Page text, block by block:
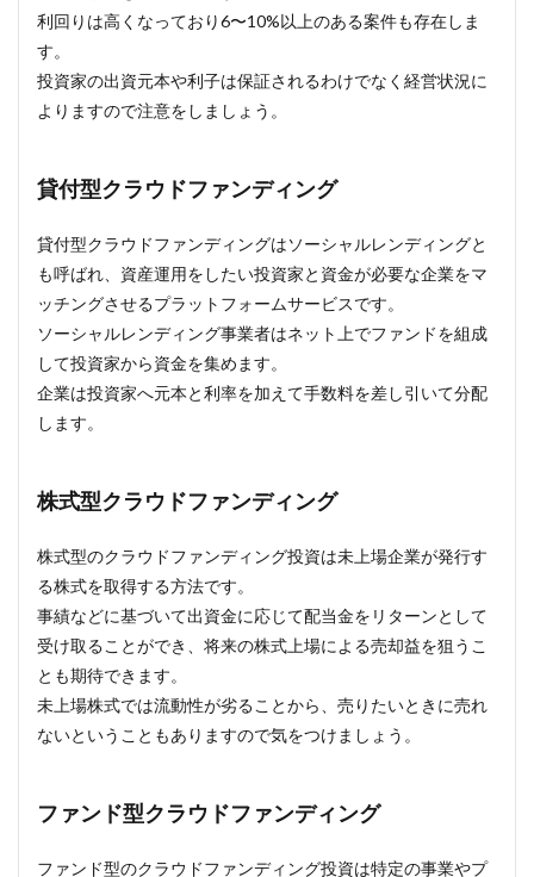
利回りは高くなっており6〜10%以上のある案件も存在しま
す。
投資家の出資元本や利子は保証されるわけでなく経営状況に
よりますので注意をしましょう。
貸付型クラウドファンディング
貸付型クラウドファンディングはソーシャルレンディングと
も呼ばれ、資産運用をしたい投資家と資金が必要な企業をマ
ッチングさせるプラットフォームサービスです。
ソーシャルレンディング事業者はネット上でファンドを組成
して投資家から資金を集めます。
企業は投資家へ元本と利率を加えて手数料を差し引いて分配
します。
株式型クラウドファンディング
株式型のクラウドファンディング投資は未上場企業が発行す
る株式を取得する方法です。
事績などに基づいて出資金に応じて配当金をリターンとして
受け取ることができ、将来の株式上場による売却益を狙うこ
とも期待できます。
未上場株式では流動性が劣ることから、売りたいときに売れ
ないということもありますので気をつけましょう。
ファンド型クラウドファンディング
ファンド型のクラウドファンディング投資は特定の事業やプ